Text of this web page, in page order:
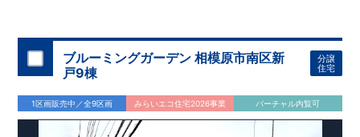
​段差のないシームアンダーボウル仕様でお手入れ簡単◎
​・主寝室にはアクセントクロス使用♪
​↓↓クリックで詳細ご紹介
◆充実のアフターサポート◆
​東栄住宅では、お引き渡し後最大4回の無料点検と、最長60年
間の品質保証を実施。
ブルーミングガーデン 相模原市南区新
戸9棟
分譲
住宅
1区画販売中／全9区画 みらいエコ住宅2026事業 バーチャル内覧可